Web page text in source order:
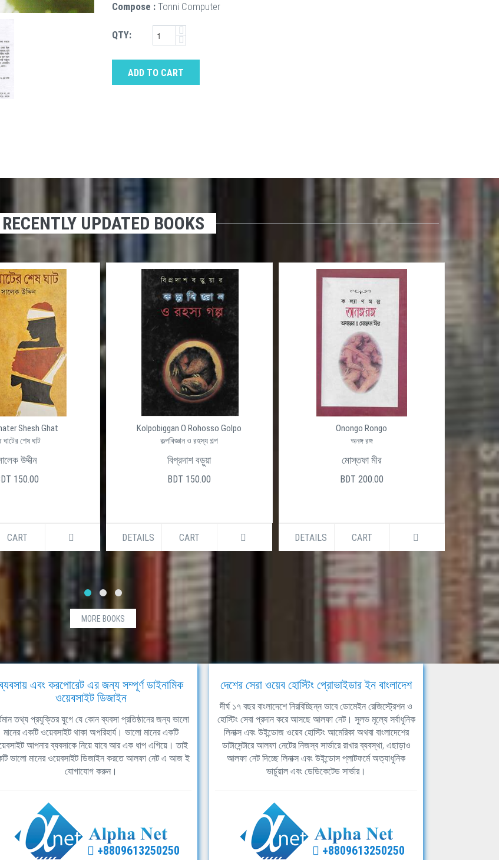
Compose : Tonni Computer
QTY:
ADD TO CART
RECENTLY UPDATED BOOKS
Shesh Ghat
ঘাটের শেষ ঘাট
উদ্দীন
150.00
CART
Kolpobiggan O Rohosso Golpo
কল্পবিজ্ঞান ও রহস্য গল্প
বিপ্রদাশ বড়ুয়া
BDT 150.00
DETAILS CART
Onongo Rongo
অনঙ্গ রঙ্গ
মোস্তফা মীর
BDT 200.00
DETAILS CART DETAILS
MORE BOOKS
এবং করপোরেট এর জন্য সম্পূর্ণ ডাইনামিক
ওয়েবসাইট ডিজাইন
তথ্য প্রযুক্তির যুগে যে কোন ব্যবসা প্রতিষ্ঠানের জন্য ভালো
মানের একটি ওয়েবসাইট থাকা অপরিহার্য। ভালো মানের একটি
আপনার ব্যবসাকে নিয়ে যাবে আর এক ধাপ এগিয়ে। তাই
ভালো মানের ওয়েবসাইট ডিজাইন করতে আলফা নেট এ আজ ই
যোগাযোগ করুন।
+8809613250250
দেশের সেরা ওয়েব হোস্টিং প্রোভাইডার ইন বাংলাদেশ
দীর্ঘ ১৭ বছর বাংলাদেশে নিরবিচ্ছিন্ন ভাবে ডোমেইন রেজিস্ট্রেশন ও
হোস্টিং সেবা প্রদান করে আসছে আলফা নেট। সুলভ মূল্যে সর্বাধুনিক
লিনাক্স এবং উইন্ডোজ ওয়েব হোস্টিং আমেরিকা অথবা বাংলাদেশের
ডাটাসেন্টারে আলফা নেটের নিজস্ব সার্ভারে রাখার ব্যবস্থা, এছাড়াও
আলফা নেট দিচ্ছে লিনাক্স এবং উইন্ডোস প্লাটফর্মে অত্যাধুনিক
ভার্চুয়াল এবং ডেডিকেটেড সার্ভার।
+8809613250250